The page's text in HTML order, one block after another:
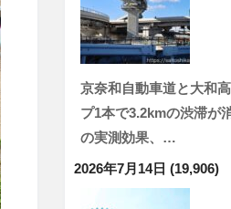
京奈和自動車道と大和
プ1本で3.2kmの渋滞が
の実測効果、…
2026年7月14日 (19,906)